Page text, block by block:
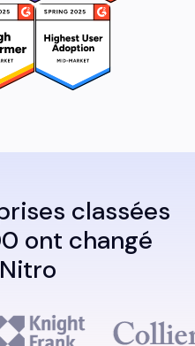
classées
ont changé